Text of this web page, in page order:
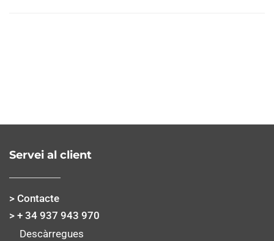
Servei al client
> Contacte
> + 34 937 943 970
Descàrregues